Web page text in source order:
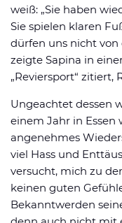
weiß: „Sie haben
Sie spielen klaren
dürfen uns nicht von
zeigte Sapina in
„Reviersport“ zitiert,
Ungeachtet dessen
einem Jahr in Essen
angenehmes
viel Hass und
versucht, mich zu
keinen guten
Bekanntwerden